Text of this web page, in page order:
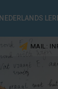
NEDERLANDS
MAIL: